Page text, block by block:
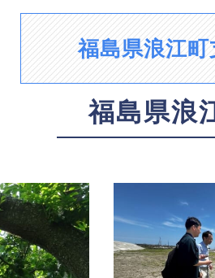
福島県浪江
福島県浪